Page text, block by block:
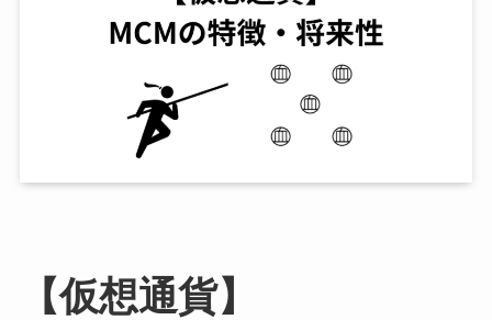
【仮想通貨】